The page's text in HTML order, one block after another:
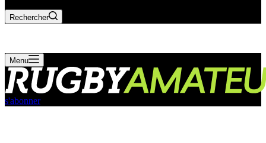
Rechercher
Menu
s'abonner